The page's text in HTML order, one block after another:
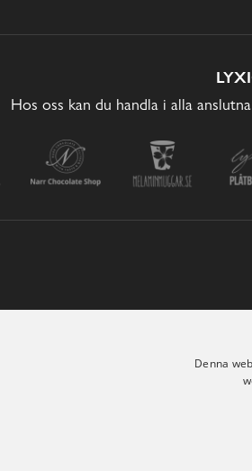
Hos oss kan du handla i alla
Denna